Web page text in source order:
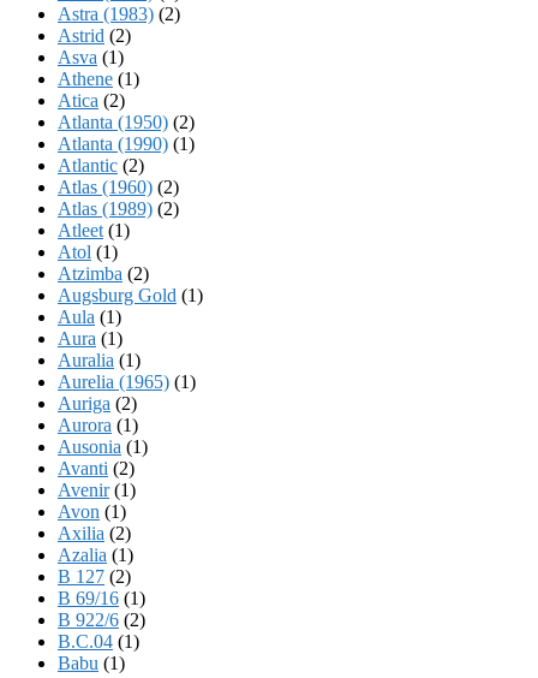
Astra (1983) (2)
Astrid (2)
Asva (1)
Athene (1)
Atica (2)
Atlanta (1950) (2)
Atlanta (1990) (1)
Atlantic (2)
Atlas (1960) (2)
Atlas (1989) (2)
Atleet (1)
Atol (1)
Atzimba (2)
Augsburg Gold (1)
Aula (1)
Aura (1)
Auralia (1)
Aurelia (1965) (1)
Auriga (2)
Aurora (1)
Ausonia (1)
Avanti (2)
Avenir(1)
Avon (1)
Axilia (2)
Azalia (1)
B 127 (2)
B 69/16 (1)
B 922/6 (2)
B.C.04 (1)
Babu (1)